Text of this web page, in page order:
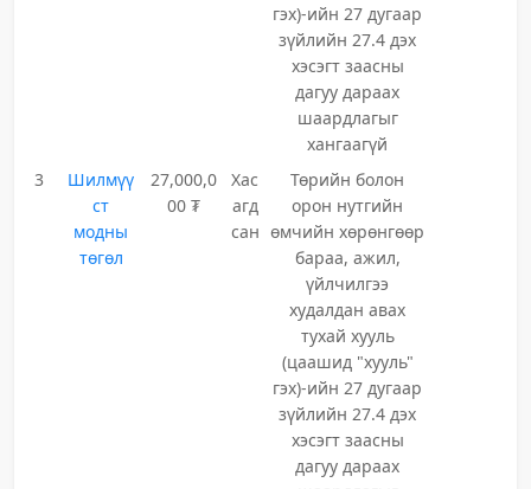
гэх)-ийн 27 дугаар
зүйлийн 27.4 дэх
хэсэгт заасны
дагуу дараах
шаардлагыг
хангаагүй
3
Шилмүү
ст
модны
төгөл
27,000,0
00 ₮
Хас
агд
сан
Төрийн болон
орон нутгийн
өмчийн хөрөнгөөр
бараа, ажил,
үйлчилгээ
худалдан авах
тухай хууль
(цаашид "хууль"
гэх)-ийн 27 дугаар
зүйлийн 27.4 дэх
хэсэгт заасны
дагуу дараах